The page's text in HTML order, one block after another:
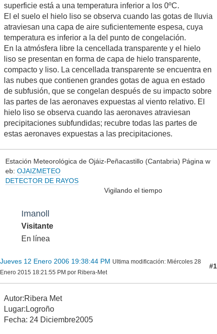
superficie está a una temperatura inferior a los 0ºC.
El el suelo el hielo liso se observa cuando las gotas de lluvia
atraviesan una capa de aire suficientemente espesa, cuya
temperatura es inferior a la del punto de congelación.
En la atmósfera libre la cencellada transparente y el hielo
liso se presentan en forma de capa de hielo transparente,
compacto y liso. La cencellada transparente se encuentra en
las nubes que contienen grandes gotas de agua en estado
de subfusión, que se congelan después de su impacto sobre
las partes de las aeronaves expuestas al viento relativo. El
hielo liso se observa cuando las aeronaves atraviesan
precipitaciones subfundidas; recubre todas las partes de
estas aeronaves expuestas a las precipitaciones.
Estación Meteorológica de Ojáiz-Peñacastillo (Cantabria) Página w
eb: OJAIZMETEO
DETECTOR DE RAYOS
Vigilando el tiempo
Imanoll
Visitante
En línea
Jueves 12 Enero 2006 19:38:44 PM Ultima modificación: Miércoles 28
Enero 2015 18:21:55 PM por Ribera-Met
#1
Autor:Ribera Met
Lugar:Logroño
Fecha: 24 Diciembre2005